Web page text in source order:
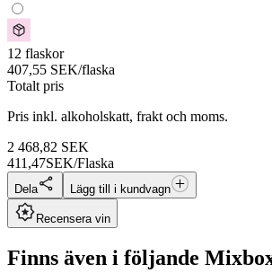
12 flaskor
407,55 SEK/flaska
Totalt pris
Pris inkl. alkoholskatt, frakt och moms.
2 468,82 SEK
411,47SEK/Flaska
Dela Lägg till i kundvagn
Recensera vin
Finns även i följande